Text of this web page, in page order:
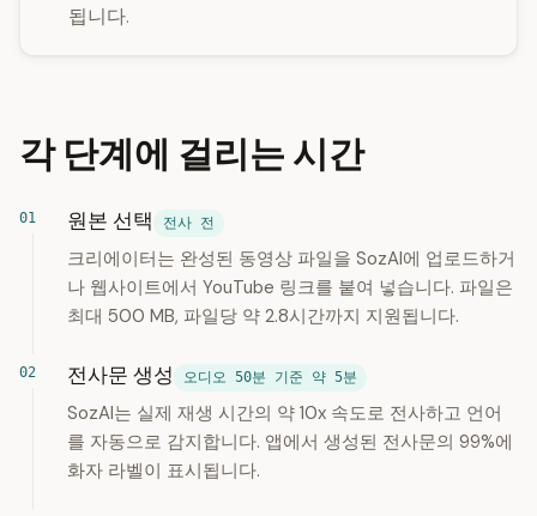
됩니다.
각 단계에 걸리는 시간
원본 선택 전사 전
크리에이터는 완성된 동영상 파일을 SozAI에 업로드하거
나 웹사이트에서 YouTube 링크를 붙여 넣습니다. 파일은
최대 500 MB, 파일당 약 2.8시간까지 지원됩니다.
전사문 생성 오디오 50분 기준 약 5분
SozAI는 실제 재생 시간의 약 10x 속도로 전사하고 언어
를 자동으로 감지합니다. 앱에서 생성된 전사문의 99%에
화자 라벨이 표시됩니다.